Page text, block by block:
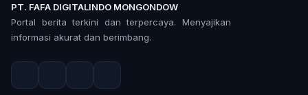
PT. FAFA DIGITALINDO MONGONDOW
Portal berita terkini dan terpercaya. Menyajikan
informasi akurat dan berimbang.